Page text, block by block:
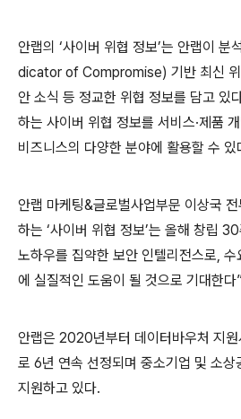
안랩의 ‘사이버 위협 정보’는 안랩이 분
dicator of Compromise) 기반 최신
안 소식 등 정교한 위협 정보를 담고 있
하는 사이버 위협 정보를 서비스·제품
비즈니스의 다양한 분야에 활용할 수 있
안랩 마케팅&글로벌사업부문 이상국
하는 ‘사이버 위협 정보’는 올해 창립 30
노하우를 집약한 보안 인텔리전스로, 수
에 실질적인 도움이 될 것으로 기대한다
안랩은 2020년부터 데이터바우처 지
로 6년 연속 선정되며 중소기업 및 소
지원하고 있다.